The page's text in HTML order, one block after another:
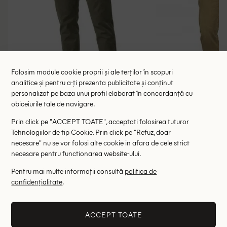
Pantaloni Pepe Jeans, verde
145.00 lei 289.00 lei
RRP: 559.00 lei
W32
Pantaloni
Folosim module cookie proprii și ale terților în scopuri
analitice și pentru a-ți prezenta publicitate și conținut
personalizat pe baza unui profil elaborat în concordanță cu
obiceiurile tale de navigare.
Prin click pe "ACCEPT TOATE", acceptati folosirea tuturor
Tehnologiilor de tip Cookie. Prin click pe "Refuz, doar
necesare" nu se vor folosi alte cookie in afara de cele strict
necesare pentru functionarea website-ului.
Pentru mai multe informații consultă politica de
confidențialitate.
ACCEPT TOATE